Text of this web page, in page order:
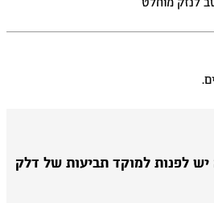
לפנות למוקד תביעות של דלק